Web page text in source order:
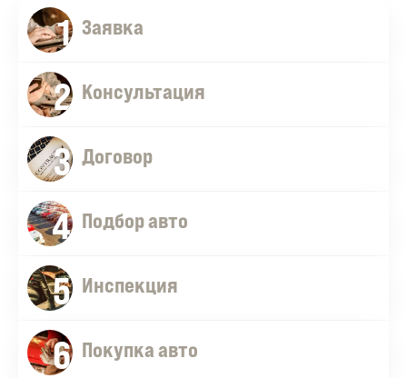
Дополнительные комментарии
Оставить заявку
1 Заявка
2 Консультация
3 Договор
4 Подбор авто
5 Инспекция
6 Покупка авто